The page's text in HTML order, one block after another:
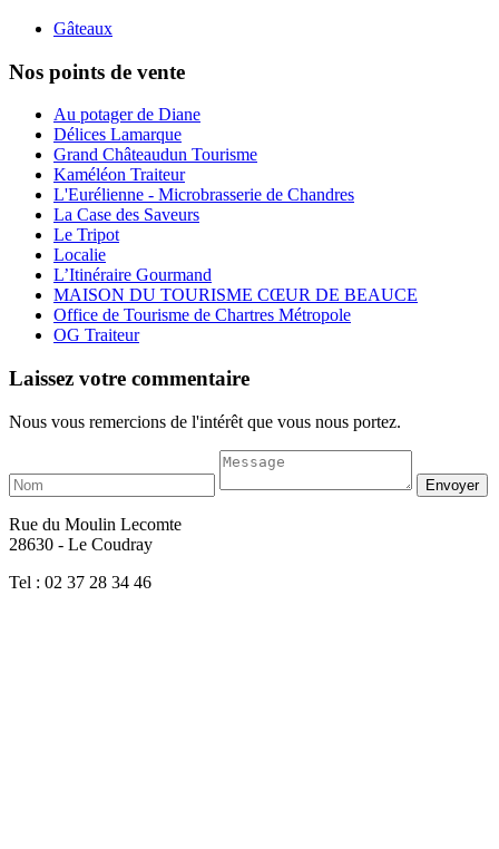
Gâteaux
Nos points de vente
Au potager de Diane
Délices Lamarque
Grand Châteaudun Tourisme
Kaméléon Traiteur
L'Eurélienne - Microbrasserie de Chandres
La Case des Saveurs
Le Tripot
Localie
L’Itinéraire Gourmand
MAISON DU TOURISME CŒUR DE BEAUCE
Office de Tourisme de Chartres Métropole
OG Traiteur
Laissez votre commentaire
Nous vous remercions de l'intérêt que vous nous portez.
Rue du Moulin Lecomte
28630 - Le Coudray
Tel : 02 37 28 34 46